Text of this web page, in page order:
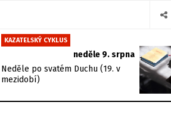
KAZATELSKÝ CYKLUS
neděle 9. srpna
Neděle po svatém Duchu (19. v
mezidobí)